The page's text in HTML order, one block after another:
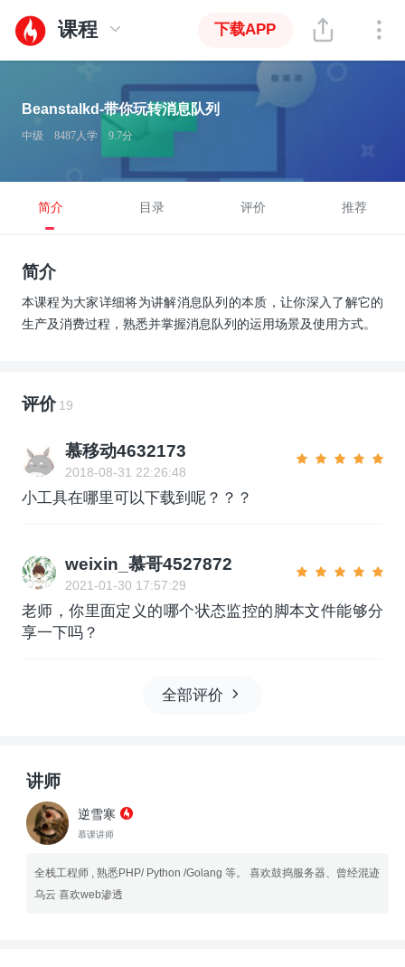
课程 下载APP
Beanstalkd-带你玩转消息队列
中级 8487人学 9.7分
简介 目录 评价 推荐
简介
本课程为大家详细将为讲解消息队列的本质，让你深入了解它的
生产及消费过程，熟悉并掌握消息队列的运用场景及使用方式。
评价 19
慕移动4632173
2018-08-31 22:26:48
小工具在哪里可以下载到呢？？？
weixin_慕哥4527872
2021-01-30 17:57:29
老师，你里面定义的哪个状态监控的脚本文件能够分
享一下吗？
全部评价
讲师
逆雪寒
慕课讲师
全栈工程师 , 熟悉PHP/ Python /Golang 等。 喜欢鼓捣服务器、曾经混迹
乌云 喜欢web渗透